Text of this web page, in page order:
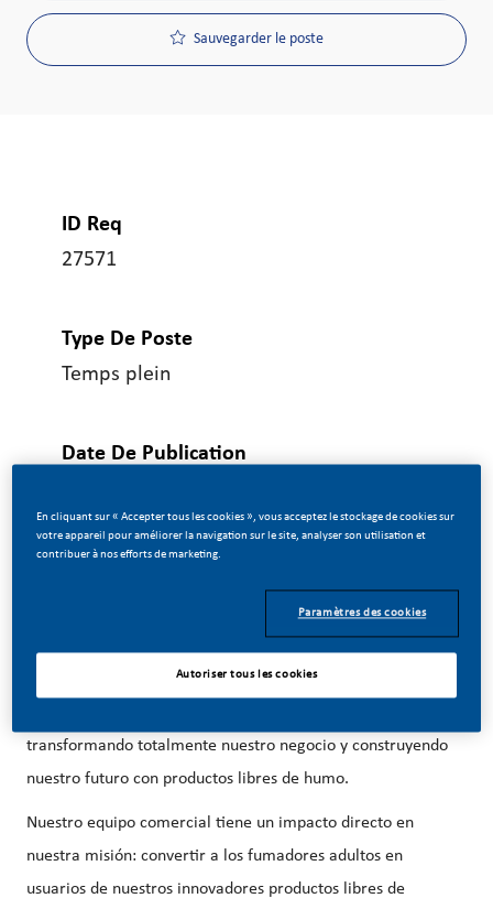
Sauvegarder le poste
ID Req
27571
Type De Poste
Temps plein
Date De Publication
Forma parte de un cambio revolucionario...
transformando totalmente nuestro negocio y construyendo
nuestro futuro con productos libres de humo.
Nuestro equipo comercial tiene un impacto directo en
nuestra misión: convertir a los fumadores adultos en
usuarios de nuestros innovadores productos libres de
En cliquant sur « Accepter tous les cookies », vous acceptez le stockage de cookies sur
votre appareil pour améliorer la navigation sur le site, analyser son utilisation et
contribuer à nos efforts de marketing.
Paramètres des cookies
Autoriser tous les cookies